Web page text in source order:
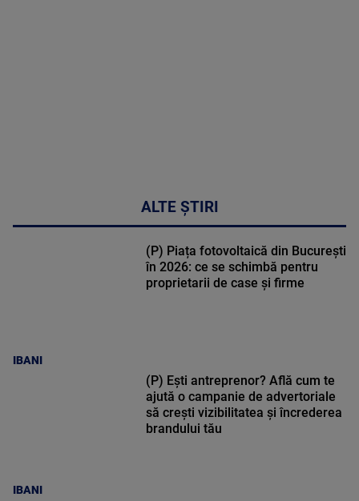
ALTE ȘTIRI
IBANI
(P) Piața fotovoltaică din București
în 2026: ce se schimbă pentru
proprietarii de case și firme
IBANI
(P) Ești antreprenor? Află cum te
ajută o campanie de advertoriale
să crești vizibilitatea și încrederea
brandului tău